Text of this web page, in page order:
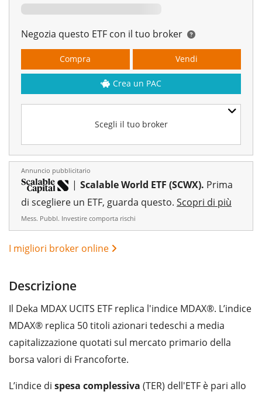
Negozia questo ETF con il tuo broker
Scegli il tuo broker
Compra Vendi
Crea un PAC
Annuncio pubblicitario
| Scalable World ETF (SCWX). Prima
di scegliere un ETF, guarda questo. Scopri di più
Mess. Pubbl. Investire comporta rischi
I migliori broker online
Descrizione
Il Deka MDAX UCITS ETF replica l'indice MDAX®. L’indice
MDAX® replica 50 titoli azionari tedeschi a media
capitalizzazione quotati sul mercato primario della
borsa valori di Francoforte.
L’indice di spesa complessiva (TER) dell'ETF è pari allo